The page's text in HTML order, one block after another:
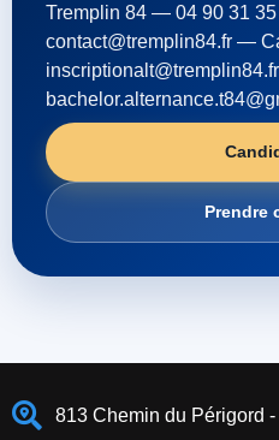
Tremplin 84 — 04 90 31
contact@tremplin84.fr —
Prendre
813 Chemin du Périgord